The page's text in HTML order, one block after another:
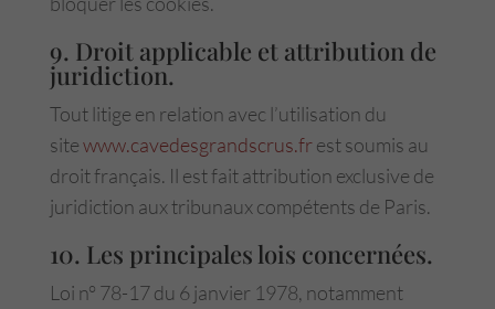
9. Droit applicable et attribution de
juridiction.
Tout litige en relation avec l’utilisation du
sitewww.cavedesgrandscrus.frest soumis au
droit français. Il est fait attribution exclusive de
juridiction aux tribunaux compétents de Paris.
10. Les principales lois concernées.
Loi n° 78-17 du 6 janvier 1978, notamment